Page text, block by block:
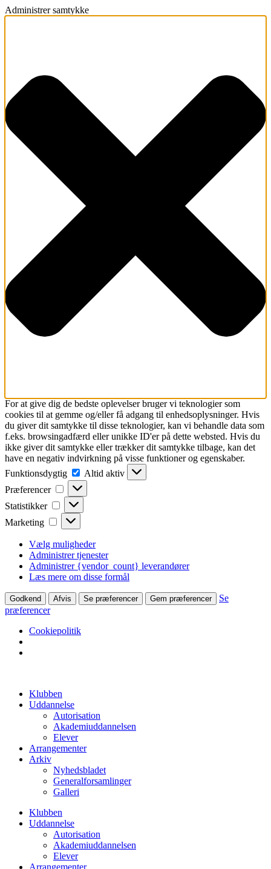
Administrer samtykke
For at give dig de bedste oplevelser bruger vi teknologier som
cookies til at gemme og/eller få adgang til enhedsoplysninger. Hvis
du giver dit samtykke til disse teknologier, kan vi behandle data som
f.eks. browsingadfærd eller unikke ID'er på dette websted. Hvis du
ikke giver dit samtykke eller trækker dit samtykke tilbage, kan det
have en negativ indvirkning på visse funktioner og egenskaber.
Funktionsdygtig
Funktionsdygtig
Altid aktiv
Præferencer
Præferencer
Statistikker Statistikker
Marketing Marketing
Vælg muligheder
Administrer tjenester
Administrer {vendor_count} leverandører
Læs mere om disse formål
Godkend Afvis Se præferencer Gem præferencer
Se
præferencer
Cookiepolitik
indholdKlubben
Uddannelse
Autorisation
Akademiuddannelsen
Elever
Arrangementer
Arkiv
Nyhedsbladet
Generalforsamlinger
Galleri
Klubben
Uddannelse
Autorisation
Akademiuddannelsen
Elever